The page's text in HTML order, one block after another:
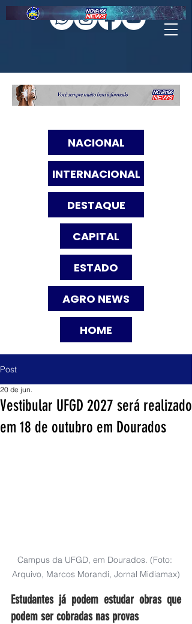
NACIONAL
INTERNACIONAL
DESTAQUE
CAPITAL
ESTADO
AGRO NEWS
HOME
Post
Vestibular UFGD 2027 será realizado
em 18 de outubro em Dourados
20 de jun.
Campus da UFGD, em Dourados. (Foto:
Arquivo, Marcos Morandi, Jornal Midiamax)
Estudantes já podem estudar obras que
podem ser cobradas nas provas